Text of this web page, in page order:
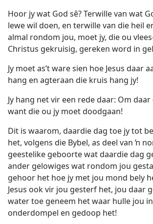
Hoor jy wat God sê? Terwille van wat
lewe wil doen, en terwille van die heil
almal rondom jou, moet jy, die ou
Christus gekruisig, gereken word in
Jy moet as’t ware sien hoe Jesus daar
hang en agteraan die kruis hang jy!
Jy hang net vir een rede daar: Om
want die ou jy moet doodgaan!
Dit is waarom, daardie dag toe jy tot
het, volgens die Bybel, as deel van ŉ
geestelike geboorte wat daardie dag
ander gelowiges wat rondom jou
gehoor het hoe jy met jou mond bely
Jesus ook vir jou gesterf het, jou daar
water toe geneem het waar hulle jou
onderdompel en gedoop het!